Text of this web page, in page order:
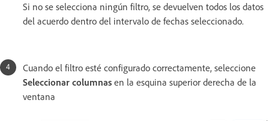
Si no se selecciona ningún filtro, se devuelven todos los datos
del acuerdo dentro del intervalo de fechas seleccionado.
Cuando el filtro esté configurado correctamente, seleccione
Seleccionar columnas en la esquina superior derecha de la
ventana